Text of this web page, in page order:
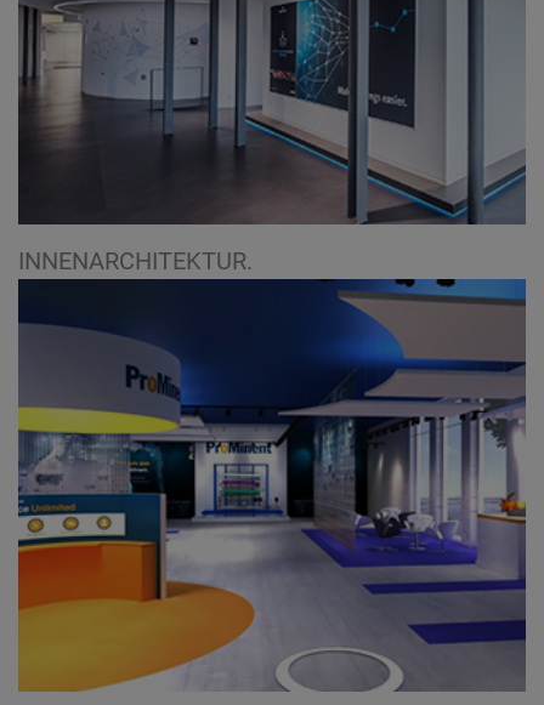
INNENARCHITEKTUR.